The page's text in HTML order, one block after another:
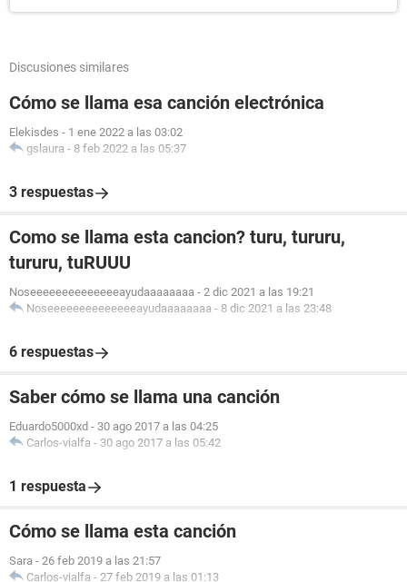
Discusiones similares
Cómo se llama esa canción electrónica
Elekisdes - 1 ene 2022 a las 03:02
gslaura - 8 feb 2022 a las 05:37
3 respuestas
Como se llama esta cancion? turu, tururu,
tururu, tuRUUU
Noseeeeeeeeeeeeeeayudaaaaaaaa - 2 dic 2021 a las 19:21
Noseeeeeeeeeeeeeeayudaaaaaaaa - 8 dic 2021 a las 23:48
6 respuestas
Saber cómo se llama una canción
Eduardo5000xd - 30 ago 2017 a las 04:25
Carlos-vialfa - 30 ago 2017 a las 05:42
1 respuesta
Cómo se llama esta canción
Sara - 26 feb 2019 a las 21:57
Carlos-vialfa - 27 feb 2019 a las 01:13